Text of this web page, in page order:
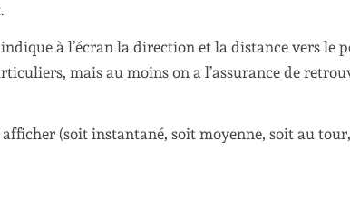
à l’écran la direction et la distance vers le
mais au moins on a l’assurance de
(soit instantané, soit moyenne, soit au